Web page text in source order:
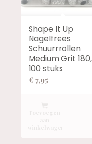
Shape It Up
Nagelfrees
Schuurrrollen
Medium Grit 180,
100 stuks
€ 7,95